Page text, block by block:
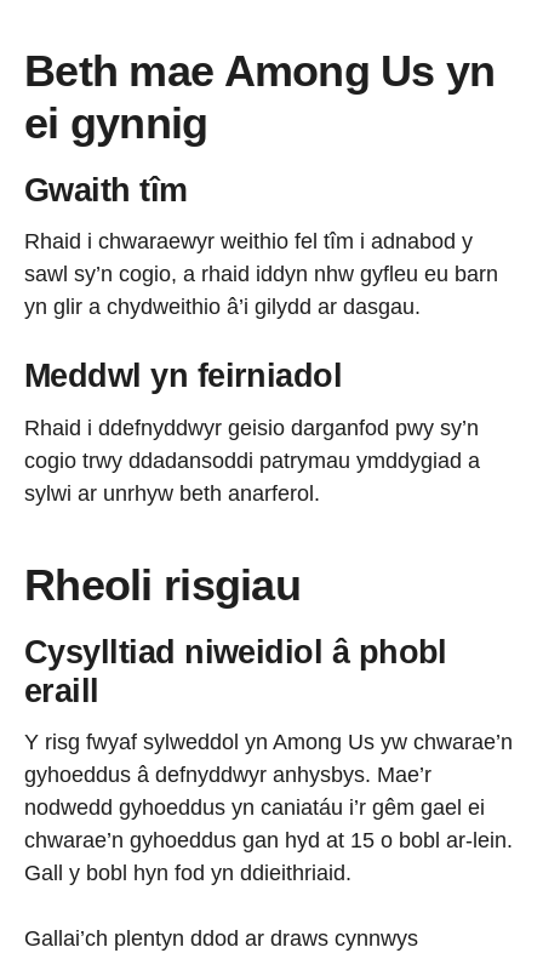
Beth mae Among Us yn
ei gynnig
Gwaith tîm
Rhaid i chwaraewyr weithio fel tîm i adnabod y
sawl sy’n cogio, a rhaid iddyn nhw gyfleu eu barn
yn glir a chydweithio â’i gilydd ar dasgau.
Meddwl yn feirniadol
Rhaid i ddefnyddwyr geisio darganfod pwy sy’n
cogio trwy ddadansoddi patrymau ymddygiad a
sylwi ar unrhyw beth anarferol.
Rheoli risgiau
Cysylltiad niweidiol â phobl
eraill
Y risg fwyaf sylweddol yn Among Us yw chwarae’n
gyhoeddus â defnyddwyr anhysbys. Mae’r
nodwedd gyhoeddus yn caniatáu i’r gêm gael ei
chwarae’n gyhoeddus gan hyd at 15 o bobl ar-lein.
Gall y bobl hyn fod yn ddieithriaid.
Gallai’ch plentyn ddod ar draws cynnwys